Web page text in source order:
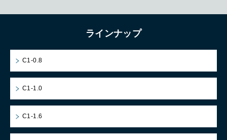
ラインナップ
C1-0.8
C1-1.0
C1-1.6